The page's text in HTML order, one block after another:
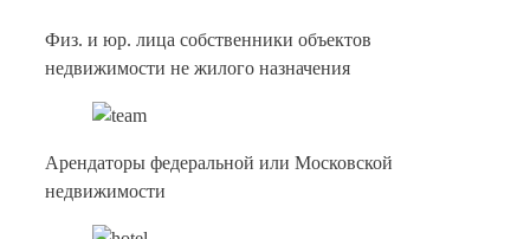
Физ. и юр. лица собственники объектов
недвижимости не жилого назначения
Арендаторы федеральной или Московской
недвижимости